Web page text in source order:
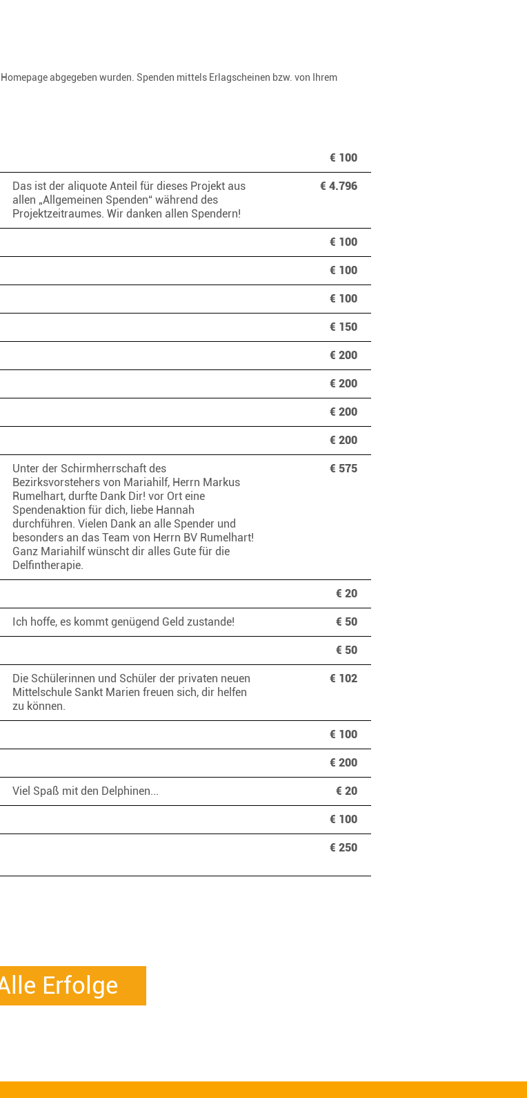
abgegeben wurden. Spenden mittels Erlagscheinen bzw. von Ihrem
€ 100
€ 4.796
Das ist der aliquote Anteil für dieses Projekt aus
allen „Allgemeinen Spenden“ während des
Projektzeitraumes. Wir danken allen Spendern!
€ 100
€ 100
€ 100
€ 150
€ 200
€ 200
€ 200
€ 200
€ 575
Unter der Schirmherrschaft des
Bezirksvorstehers von Mariahilf, Herrn Markus
Rumelhart, durfte Dank Dir! vor Ort eine
Spendenaktion für dich, liebe Hannah
durchführen. Vielen Dank an alle Spender und
besonders an das Team von Herrn BV Rumelhart!
Ganz Mariahilf wünscht dir alles Gute für die
Delfintherapie.
€ 20
€ 50
Ich hoffe, es kommt genügend Geld zustande!
€ 50
€ 102
Die Schülerinnen und Schüler der privaten neuen
Mittelschule Sankt Marien freuen sich, dir helfen
zu können.
€ 100
€ 200
€ 20
Viel Spaß mit den Delphinen...
€ 100
€ 250
Erfolge